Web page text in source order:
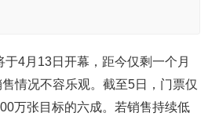
4月13日开幕，距今仅剩一个月
情况不容乐观。截至5日，门票仅
万张目标的六成。若销售持续低